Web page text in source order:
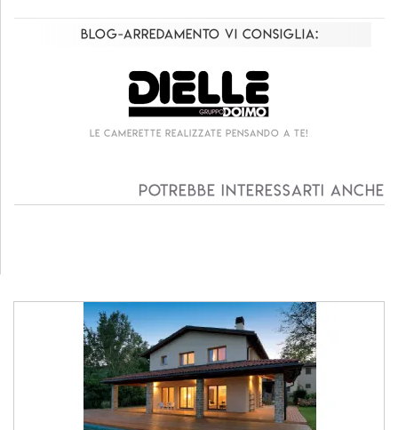
Blog-Arredamento vi consiglia:
Le camerette realizzate pensando a te!
Potrebbe interessarti anche